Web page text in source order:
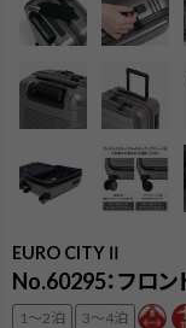
EURO CITYⅡ
No.60295：フロ
1〜2泊
3〜4泊